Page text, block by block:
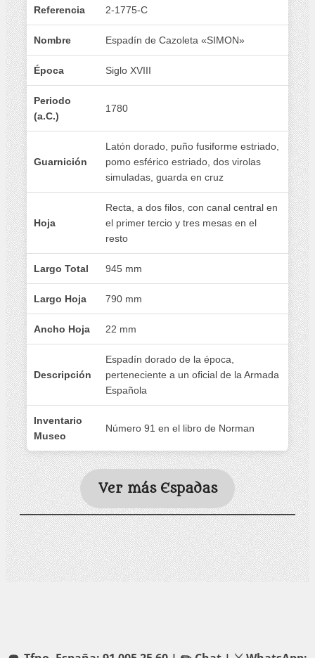
Referencia 2-1775-C
Nombre Espadín de Cazoleta «SIMON»
Época Siglo XVIII
Periodo
(a.C.)
1780
Guarnición
Latón dorado, puño fusiforme estriado,
pomo esférico estriado, dos virolas
simuladas, guarda en cruz
Hoja
Recta, a dos filos, con canal central en
el primer tercio y tres mesas en el
resto
Largo Total 945 mm
Largo Hoja 790 mm
Ancho Hoja 22 mm
Descripción
Espadín dorado de la época,
perteneciente a un oficial de la Armada
Española
Inventario
Museo
Número 91 en el libro de Norman
Ver más Espadas